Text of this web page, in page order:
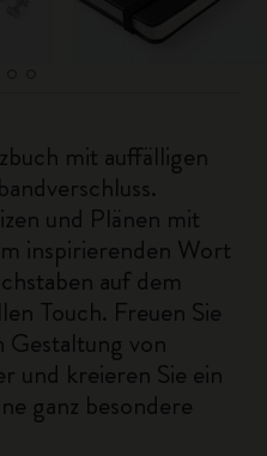
mit auffälligen
und Plänen mit
inspirierenden Wort
auf dem
Touch. Freuen Sie
Gestaltung von
und kreieren Sie ein
ganz besondere